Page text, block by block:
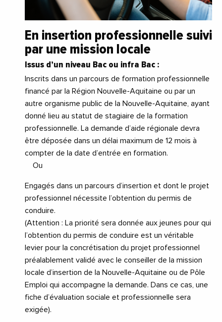
En insertion professionnelle suivi
par une mission locale
Issus d’un niveau Bac ou infra Bac :
Inscrits dans un parcours de formation professionnelle
financé par la Région Nouvelle-Aquitaine ou par un
autre organisme public de la Nouvelle-Aquitaine, ayant
donné lieu au statut de stagiaire de la formation
professionnelle. La demande d’aide régionale devra
être déposée dans un délai maximum de 12 mois à
compter de la date d’entrée en formation.
Ou
Engagés dans un parcours d’insertion et dont le projet
professionnel nécessite l’obtention du permis de
conduire.
(Attention : La priorité sera donnée aux jeunes pour qui
l’obtention du permis de conduire est un véritable
levier pour la concrétisation du projet professionnel
préalablement validé avec le conseiller de la mission
locale d’insertion de la Nouvelle-Aquitaine ou de Pôle
Emploi qui accompagne la demande. Dans ce cas, une
fiche d’évaluation sociale et professionnelle sera
exigée).